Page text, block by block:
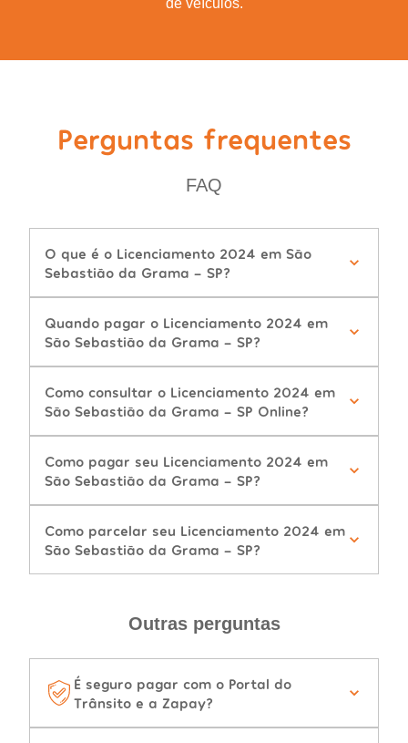
de veículos.
Perguntas frequentes
FAQ
O que é o Licenciamento 2024 em São
Sebastião da Grama - SP?
Quando pagar o Licenciamento 2024 em
São Sebastião da Grama - SP?
Como consultar o Licenciamento 2024 em
São Sebastião da Grama - SP Online?
Como pagar seu Licenciamento 2024 em
São Sebastião da Grama - SP?
Como parcelar seu Licenciamento 2024 em
São Sebastião da Grama - SP?
Outras perguntas
É seguro pagar com o Portal do
Trânsito e a Zapay?